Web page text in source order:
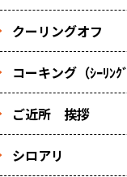
クーリングオフ
コーキング（ｼｰﾘﾝｸﾞ
ご近所 挨拶
シロアリ